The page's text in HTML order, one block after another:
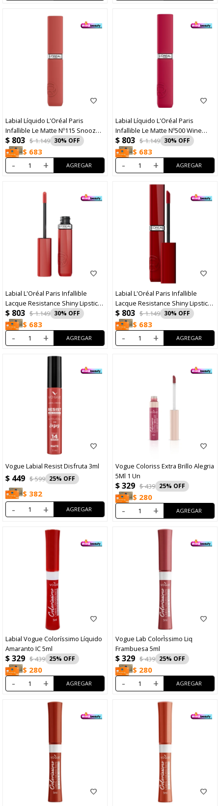
Labial Líquido L'Oréal Paris
Infallible Le Matte Nº115 Snooze
Your Alarm
$ 803 $1.149 30
$ 683
- +
Labial Líquido L'Oréal Paris
Infallible Le Matte Nº500 Wine
Not?
$ 803 $1.149 30
$ 683
- +
Labial L'Oréal Paris Infallible
Lacque Resistance Shiny Lipstick
N°635 Worth It Medium
$ 803 $1.149 30
$ 683
- +
Labial L'Oréal Paris Infallible
Lacque Resistance Shiny Lipstick
N°520 Berry Bordeaux
$ 803 $1.149 30
$ 683
- +
Vogue Labial Resist Disfruta 3ml
$ 449 $599 25
$ 382
- +
Vogue Coloriss Extra Brillo Alegria
5Ml 1 Un
$329 $439 25
$ 280
- +
Labial Vogue Coloríssimo Líquido
Amaranto IC 5ml
$329 $439 25
$ 280
- +
Vogue Lab ColorÌssimo Liq
Frambuesa 5ml
$329 $439 25
$ 280
- +